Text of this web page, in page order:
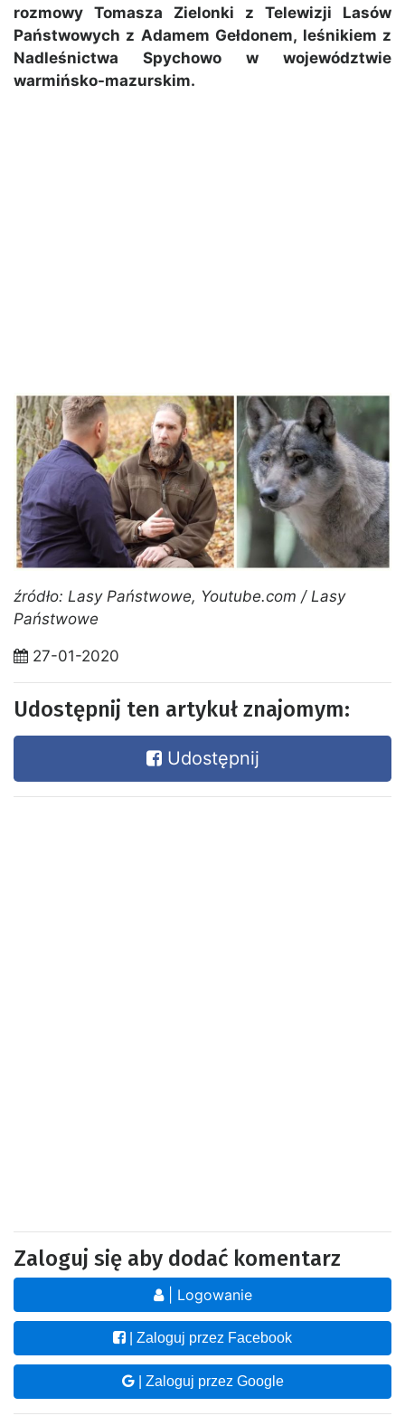
rozmowy Tomasza Zielonki z Telewizji Lasów
Państwowych z Adamem Gełdonem, leśnikiem z
Nadleśnictwa Spychowo w województwie
warmińsko-mazurskim.
źródło: Lasy Państwowe, Youtube.com / Lasy
Państwowe
27-01-2020
Udostępnij ten artykuł znajomym:
Udostępnij
Zaloguj się aby dodać komentarz
| Logowanie
| Zaloguj przez Facebook
| Zaloguj przez Google